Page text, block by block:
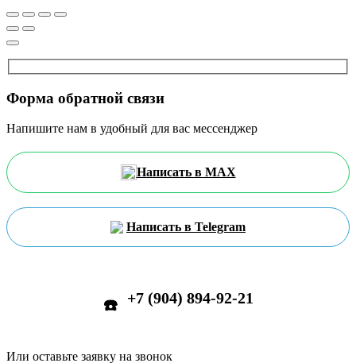
Форма обратной связи
Напишите нам в удобный для вас мессенджер
Написать в MAX
Написать в Telegram
☎️ +7 (904) 894-92-21
Или оставьте заявку на звонок